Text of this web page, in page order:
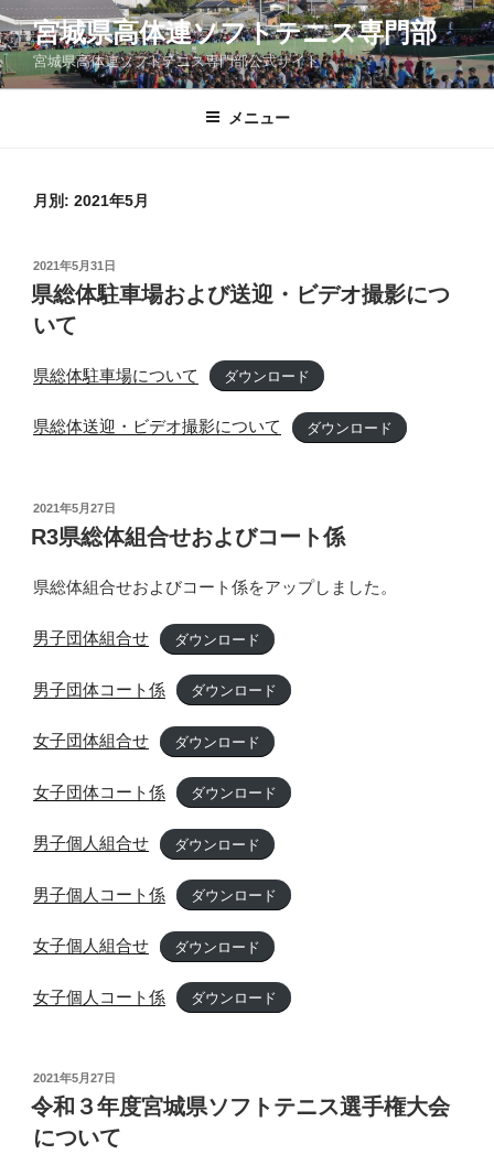
コ
ン
テ
ン
宮城県高体連ソフトテニス専門部
宮城県高体連ソフトテニス専門部公式サイト
メニュー
月別: 2021年5月
投
稿
日:
2021年5月31日
県総体駐車場および送迎・ビデオ撮影につ
いて
県総体駐車場について ダウンロード
県総体送迎・ビデオ撮影について ダウンロード
投
稿
日:
2021年5月27日
R3県総体組合せおよびコート係
県総体組合せおよびコート係をアップしました。
男子団体組合せ ダウンロード
男子団体コート係 ダウンロード
女子団体組合せ ダウンロード
女子団体コート係 ダウンロード
男子個人組合せ ダウンロード
男子個人コート係 ダウンロード
女子個人組合せ ダウンロード
女子個人コート係 ダウンロード
投
稿
日:
2021年5月27日
令和３年度宮城県ソフトテニス選手権大会
について